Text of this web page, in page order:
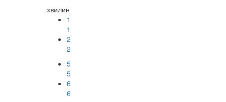
хвилин
1
1
2
2
5
5
6
6